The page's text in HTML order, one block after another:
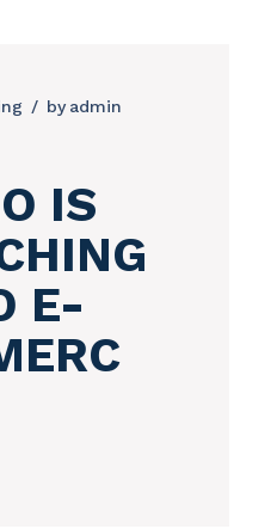
by admin
IS
E-